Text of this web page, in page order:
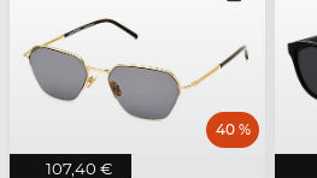
107,40 €
40 %